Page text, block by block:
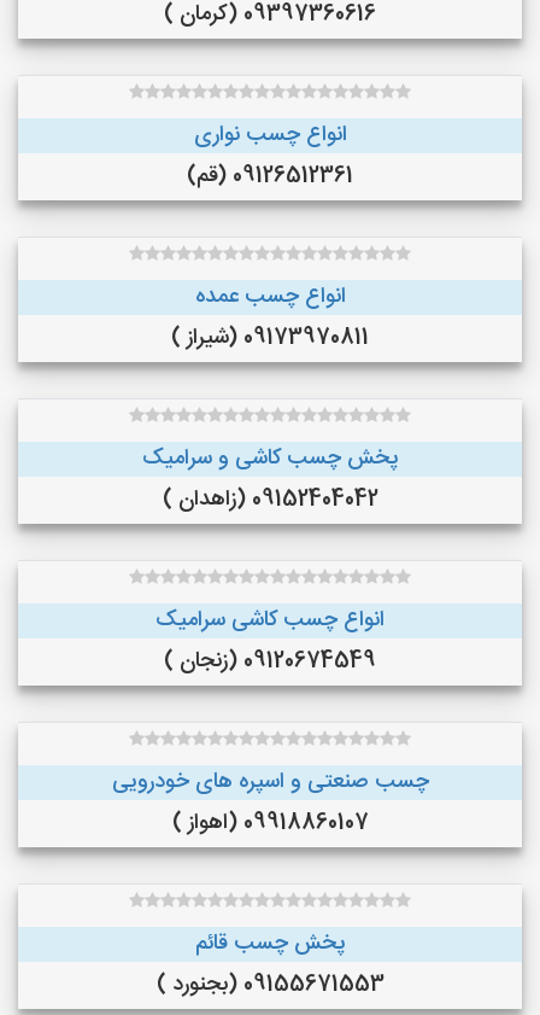
09397360616 (کرمان )
انواع چسب نواری
09126512361 (قم)
انواع چسب عمده
09173970811 (شیراز )
پخش چسب کاشی و سرامیک
09152404042 (زاهدان )
انواع چسب کاشی سرامیک
09120674549 (زنجان )
چسب صنعتی و اسپره های خودرویی
09918860107 (اهواز )
پخش چسب قائم
09155671553 (بجنورد )